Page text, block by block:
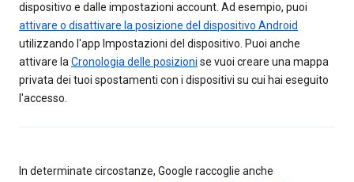
dispositivo e dalle impostazioni account. Ad esempio, puoi
attivare o disattivare la posizione del dispositivo Android
utilizzando l'app Impostazioni del dispositivo. Puoi anche
attivare laCronologia delle posizioni se vuoi creare una mappa
privata dei tuoi spostamenti con i dispositivi su cui hai eseguito
l'accesso.
In determinate circostanze, Google raccoglie anche